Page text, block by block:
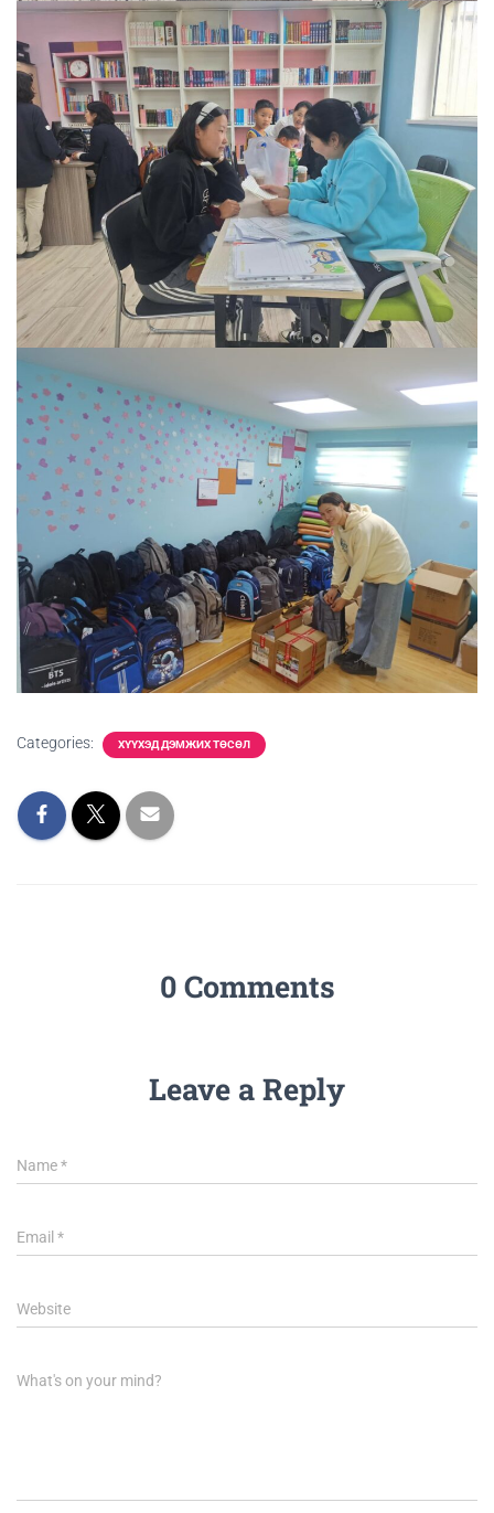
Categories: ХҮҮХЭД ДЭМЖИХ ТӨСӨЛ
0 Comments
Leave a Reply
Name*
Email *
Website
What's on your mind?